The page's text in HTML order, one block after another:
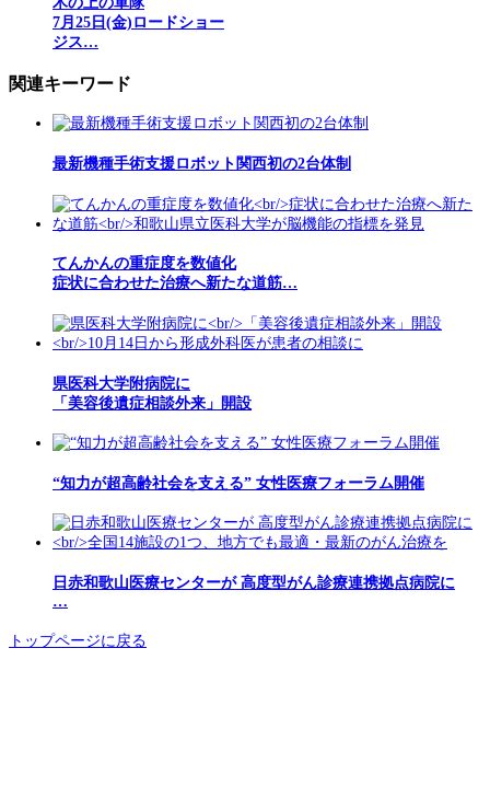
7月25日(金)ロードショー
ジス…
関連キーワード
最新機種手術支援ロボット関西初の2台体制
てんかんの重症度を数値化
症状に合わせた治療へ新たな道筋…
県医科大学附病院に
「美容後遺症相談外来」開設
“知力が超高齢社会を支える” 女性医療フォーラム開催
日赤和歌山医療センターが 高度型がん診療連携拠点病院に
…
トップページに戻る